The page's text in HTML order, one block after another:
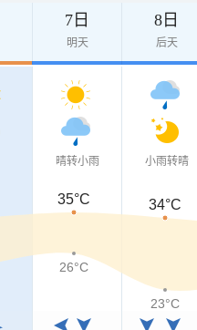
7日
明天
8日
后天
晴转小雨 小雨转晴
35°C 34°C
26°C
23°C